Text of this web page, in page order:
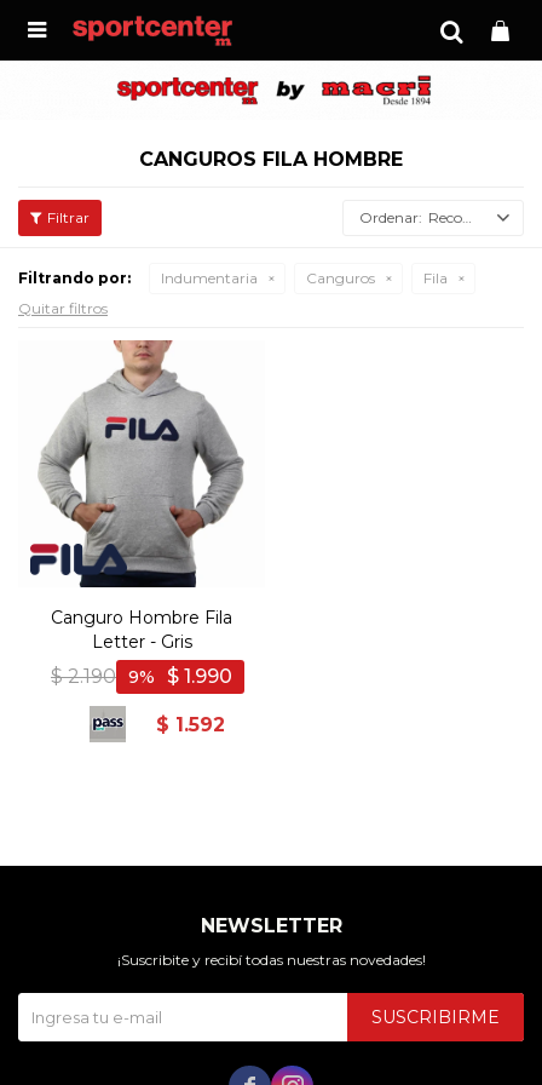

CANGUROS FILA HOMBRE
Recomendados
Filtrando por: Indumentaria Canguros
Fila
Quitar filtros
Canguro Hombre Fila
Letter - Gris
$ 2.190 $ 1.990
9
$ 1.592
NEWSLETTER
¡Suscribite y recibí todas nuestras novedades!
SUSCRIBIRME